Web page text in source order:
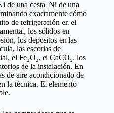
de una cesta. Ni de una
exactamente cómo
de refrigeración en el
los sólidos en
los depósitos en las
las escorias de
el Fe₂O₂, el CaCO₅, los
de la instalación. En
de aire acondicionado de
la técnica. El elemento